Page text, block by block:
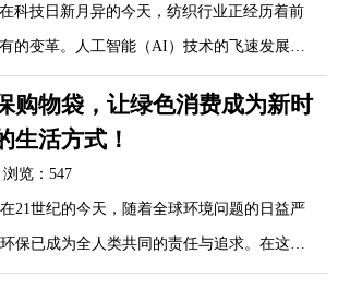
去，塑料袋因其轻便、耐用、价格低廉而
塑料袋对环境的巨大危...
一场别开生面的“环保购物袋展”在市中心广场
行，旨在通过展示、互动和教育，让环保成
人生活中的习惯。
：多样性与创意并存
技日新月异的今天，纺织行业正经历着前
的变革。人工智能（AI）技术的飞速发展，
品注入了新的活力，催生了智能纺织品这一
域。智能纺织品不仅继承了传统纺织品的舒
美感，更通过融入高科技元素，实现了智能
、自动调节、健康监测等多种功能，正逐步成
织界的新宠。
购物袋，让绿色消费成为新时
生活方式！
浏览：547
世纪的今天，随着全球环境问题的日益严
保已成为全人类共同的责任与追求。在这个
景下，环保购物袋以其独特的环保特性和实